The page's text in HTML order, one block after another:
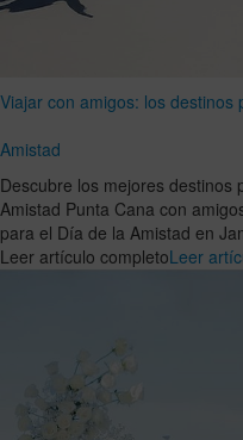
Viajar con amigos: los
Amistad
Descubre los mejores destinos
Amistad Punta Cana con
para el Día de la Amistad en
Leer artículo completoLeer